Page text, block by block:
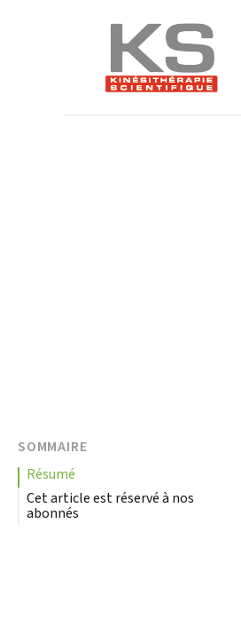
SOMMAIRE
résumé
Cet article est réservé à nos
abonnés